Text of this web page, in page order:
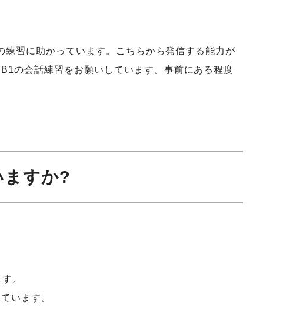
習に助かっています。こちらから発信する能力が
の会話練習をお願いしています。事前にある程度
ますか?
。
います。